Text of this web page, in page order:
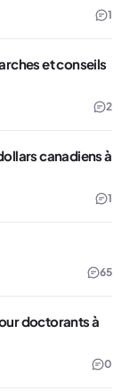
1
et conseils
2
canadiens à
1
65
doctorants à
0